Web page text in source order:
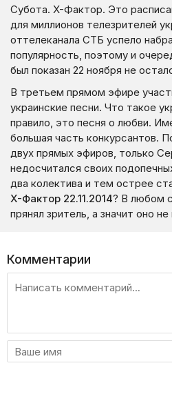
Субота. Х-Фактор. Это
для миллионов телезрителей
оттелеканала СТБ успело
популярность, поэтому и
был показан 22 ноября не
В третьем прямом эфире
украинские песни. Что такое
правило, это песня о любви.
большая часть конкурсантов.
двух прямых эфиров, только
недосчитался своих
два колектива и тем острее
Х-Фактор 22.11.2014? В любом
прянял зритель, а значит оно
Комментарии